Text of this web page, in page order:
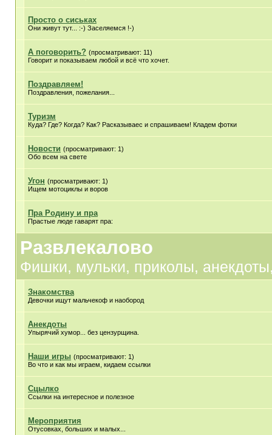
Просто о сиськах
Они живут тут... :-) Заселяемся !-)
А поговорить? (просматривают: 11)
Говорит и показываем любой и всё что хочет.
Поздравляем!
Поздравления, пожелания...
Туризм
Куда? Где? Когда? Как? Расказываес и спрашиваем! Кладем фотки
Новости (просматривают: 1)
Обо всем на свете
Угон (просматривают: 1)
Ищем мотоциклы и воров
Пра Родину и пра
Прастые люде гаварят пра:
Развлекалово
Фишки, мульки, приколы,
Знакомства
Девочки ищут мальчекоф и наобород
Анекдоты
Упырячий хумор... без цензурщина.
Наши игры (просматривают: 1)
Во что и как мы играем, кидаем ссылки
Сцылко
Ссылки на интересное и полезное
Мероприятия
Отусовках, больших и малых...